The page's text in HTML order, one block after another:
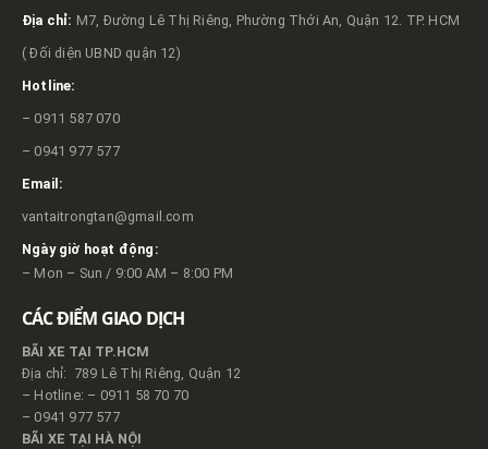
Địa chỉ: M7, Đường Lê Thị Riêng, Phường Thới An, Quận 12. TP. HCM
( Đối diện UBND quận 12)
Hotline:
– 0911 587 070
– 0941 977 577
Email:
vantaitrongtan@gmail.com
Ngày giờ hoạt động:
– Mon – Sun / 9:00 AM – 8:00 PM
CÁC ĐIỂM GIAO DỊCH
BÃI XE TẠI TP.HCM
Địa chỉ: 789 Lê Thị Riêng, Quận 12
– Hotline: – 0911 58 70 70
– 0941 977 577
BÃI XE TẠI HÀ NỘI